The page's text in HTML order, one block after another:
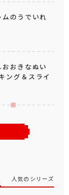
のうでいれ
おきなぬい
ング＆スライ
人気のシリーズ